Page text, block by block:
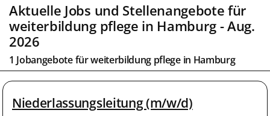
Aktuelle Jobs und Stellenangebote für
weiterbildung pflege in Hamburg- Aug.
2026
1 Jobangebote für weiterbildung pflege in Hamburg
Niederlassungsleitung (m/w/d)